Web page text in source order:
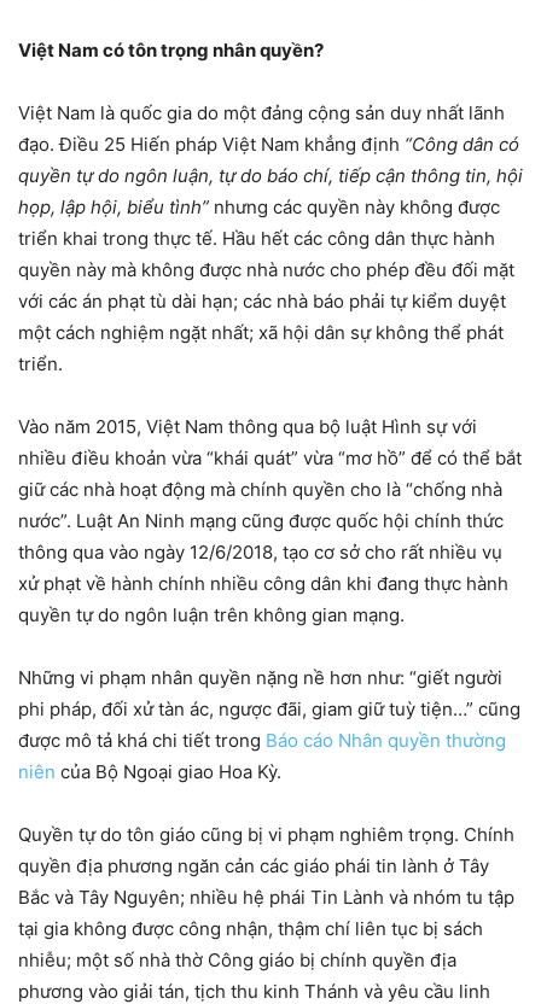
Việt Nam có tôn trọng nhân quyền?
Việt Nam là quốc gia do một đảng cộng sản duy nhất lãnh
đạo. Điều 25 Hiến pháp Việt Nam khẳng định “Công dân có
quyền tự do ngôn luận, tự do báo chí, tiếp cận thông tin, hội
họp, lập hội, biểu tình” nhưng các quyền này không được
triển khai trong thực tế. Hầu hết các công dân thực hành
quyền này mà không được nhà nước cho phép đều đối mặt
với các án phạt tù dài hạn; các nhà báo phải tự kiểm duyệt
một cách nghiệm ngặt nhất; xã hội dân sự không thể phát
triển.
Vào năm 2015, Việt Nam thông qua bộ luật Hình sự với
nhiều điều khoản vừa “khái quát” vừa “mơ hồ” để có thể bắt
giữ các nhà hoạt động mà chính quyền cho là “chống nhà
nước”. Luật An Ninh mạng cũng được quốc hội chính thức
thông qua vào ngày 12/6/2018, tạo cơ sở cho rất nhiều vụ
xử phạt về hành chính nhiều công dân khi đang thực hành
quyền tự do ngôn luận trên không gian mạng.
Những vi phạm nhân quyền nặng nề hơn như: “giết người
phi pháp, đối xử tàn ác, ngược đãi, giam giữ tuỳ tiện…” cũng
được mô tả khá chi tiết trong Báo cáo Nhân quyền thường
niên của Bộ Ngoại giao Hoa Kỳ.
Quyền tự do tôn giáo cũng bị vi phạm nghiêm trọng. Chính
quyền địa phương ngăn cản các giáo phái tin lành ở Tây
Bắc và Tây Nguyên; nhiều hệ phái Tin Lành và nhóm tu tập
tại gia không được công nhận, thậm chí liên tục bị sách
nhiễu; một số nhà thờ Công giáo bị chính quyền địa
phương vào giải tán, tịch thu kinh Thánh và yêu cầu linh